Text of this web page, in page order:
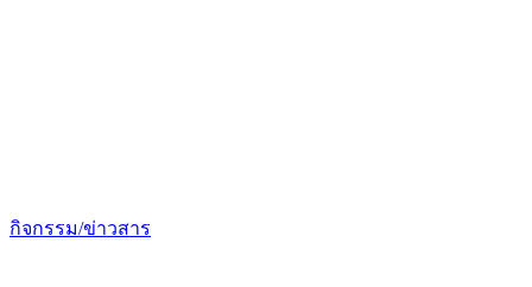
กิจกรรม/ข่าวสาร